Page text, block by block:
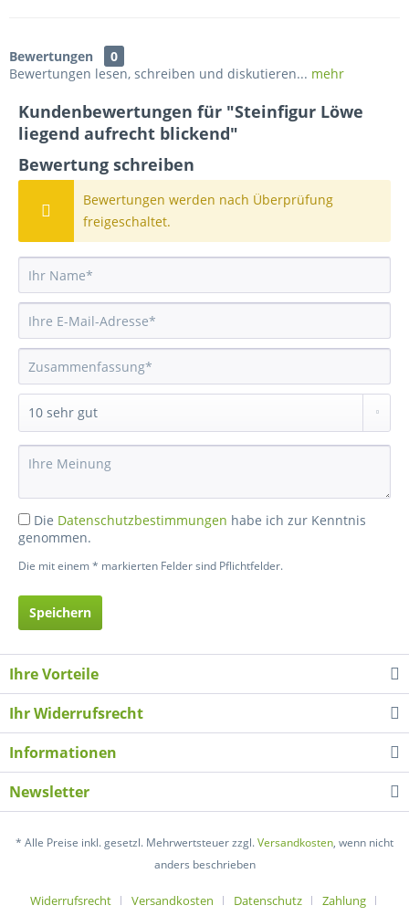
Bewertungen
0
Bewertungen lesen, schreiben und diskutieren... mehr
Kundenbewertungen für "Steinfigur Löwe
liegend aufrecht blickend"
Bewertung schreiben
Bewertungen werden nach Überprüfung
freigeschaltet.
Die Datenschutzbestimmungen habe ich zur Kenntnis
genommen.
Die mit einem * markierten Felder sind Pflichtfelder.
Speichern
Ihre Vorteile
Ihr Widerrufsrecht
Informationen
Newsletter
* Alle Preise inkl. gesetzl. Mehrwertsteuer zzgl.Versandkosten, wenn nicht
anders beschrieben
Widerrufsrecht Versandkosten Datenschutz Zahlung